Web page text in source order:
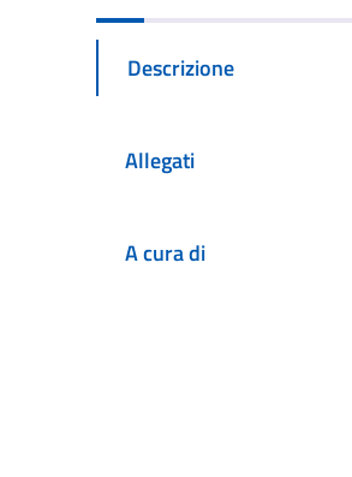
Descrizione
Allegati
A cura di